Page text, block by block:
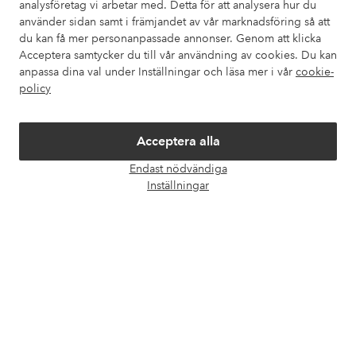
analysföretag vi arbetar med. Detta för att analysera hur du
använder sidan samt i främjandet av vår marknadsföring så att
du kan få mer personanpassade annonser. Genom att klicka
Acceptera samtycker du till vår användning av cookies. Du kan
anpassa dina val under Inställningar och läsa mer i vår cookie-
policy
Acceptera alla
Endast nödvändiga
Inställningar
Mina sidor
Om Ellos
Villkor